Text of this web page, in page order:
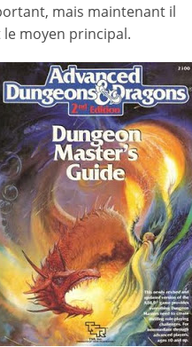
mais maintenant il
le moyen principal.